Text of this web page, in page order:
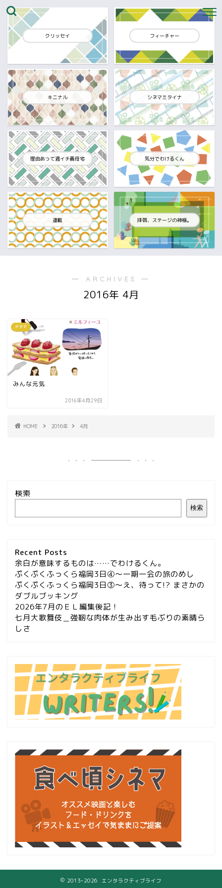
クリッセイ フィーチャー
キニナル シネマミタイナ
理由あって週イチ義母宅 気分でわけるくん
連載 拝啓、ステージの神様。
― ARCHIVES ―
2016年 4月
ドラマ
みんな元気
2016年4月29日
HOME 2016年 4月
検索
検索
Recent Posts
余白が意味するものは……でわけるくん。
ぷくぷくふっくら福岡3日④～一期一会の旅のめし
ぷくぷくふっくら福岡3日③～え、待って!? まさかの
ダブルブッキング
2026年7月のＥＬ編集後記！
七月大歌舞伎＿強靭な肉体が生み出す毛ぶりの素晴ら
しさ
2013–2026 エンタラクティブライフ